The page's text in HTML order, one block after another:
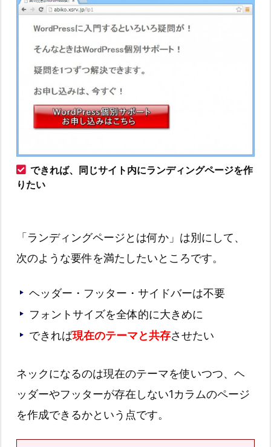
できれば、同じサイト内にランディングページを作
りたい
「ランディングページとは何か」は別にして、
次のような要件を満たしたいところです。
ヘッダー・フッター・サイドバーは不要
フォントサイズを全体的に大きめに
できれば現在のテーマと共存させたい
ネックになるのは現在のテーマを使いつつ、ヘ
ッダーやフッターが存在しない1カラムのページ
を作成できるかという点です。